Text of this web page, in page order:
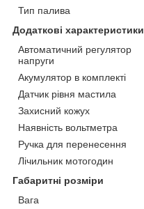
Тип палива
Додаткові характеристики
Автоматичний регулятор
напруги
Акумулятор в комплекті
Датчик рівня мастила
Захисний кожух
Наявність вольтметра
Ручка для перенесення
Лічильник мотогодин
Габаритні розміри
Вага